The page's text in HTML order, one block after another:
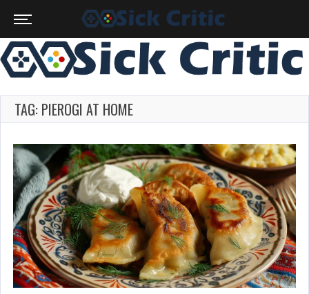
TAG: PIEROGI AT HOME